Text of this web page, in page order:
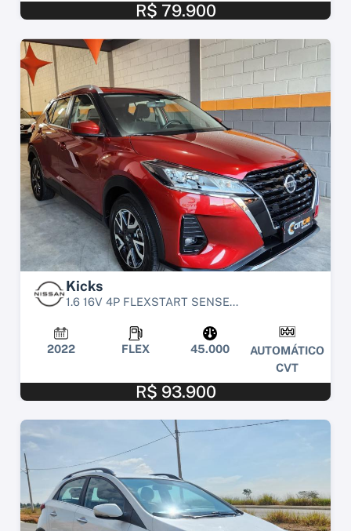
R$ 79.900
Kicks
1.6 16V 4P FLEXSTART SENSE...
2022 FLEX 45.000
AUTOMÁTICO
CVT
R$ 93.900